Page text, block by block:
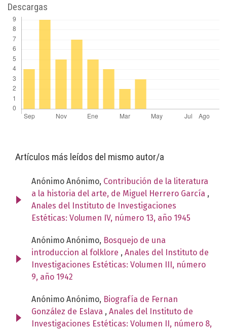
Descargas
Artículos más leídos del mismo autor/a
Anónimo Anónimo, Contribución de la literatura
a la historia del arte, de Miguel Herrero García ,
Anales del Instituto de Investigaciones
Estéticas: Volumen IV, número 13, año 1945
Anónimo Anónimo, Bosquejo de una
introduccion al folklore , Anales del Instituto de
Investigaciones Estéticas: Volumen III, número
9, año 1942
Anónimo Anónimo, Biografía de Fernan
González de Eslava , Anales del Instituto de
Investigaciones Estéticas: Volumen II, número 8,